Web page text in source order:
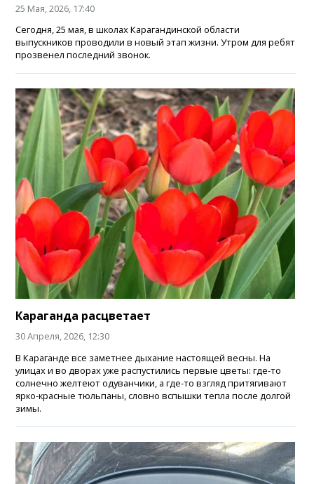
25 Мая, 2026, 17:40
Сегодня, 25 мая, в школах Карагандинской области
выпускников проводили в новый этап жизни. Утром для ребят
прозвенел последний звонок.
Караганда расцветает
30 Апреля, 2026, 12:30
В Караганде все заметнее дыхание настоящей весны. На
улицах и во дворах уже распустились первые цветы: где-то
солнечно желтеют одуванчики, а где-то взгляд притягивают
ярко-красные тюльпаны, словно вспышки тепла после долгой
зимы.